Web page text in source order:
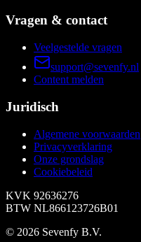
Vragen & contact
Veelgestelde vragen
support@sevenfy.nl
Content melden
Juridisch
Algemene voorwaarden
Privacyverklaring
Onze grondslag
Cookiebeleid
KVK 92636276
BTW NL866123726B01
© 2026 Sevenfy B.V.